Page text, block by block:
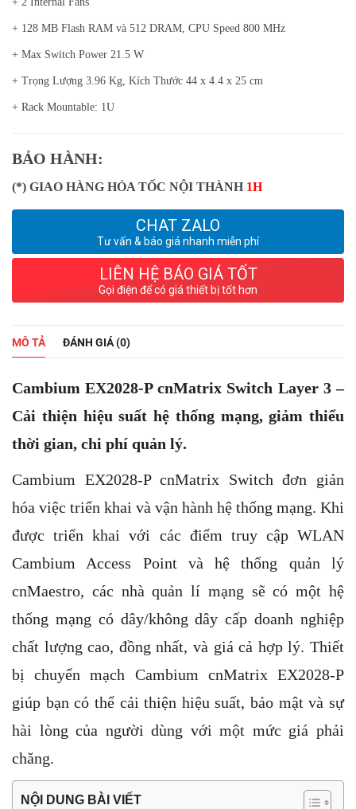
+ 128 MB Flash RAM và 512 DRAM, CPU Speed 800 MHz
+ Max Switch Power 21.5 W
+ Trọng Lượng 3.96 Kg, Kích Thước 44 x 4.4 x 25 cm
+ Rack Mountable: 1U
BẢO HÀNH:
(*) GIAO HÀNG HỎA TỐC NỘI THÀNH 1H
CHAT ZALO
Tư vấn & báo giá nhanh miễn phí
LIÊN HỆ BÁO GIÁ TỐT
Gọi điện để có giá thiết bị tốt hơn
MÔ TẢ ĐÁNH GIÁ (0)
Cambium EX2028-P cnMatrix Switch Layer 3 –
Cải thiện hiệu suất hệ thống mạng, giảm thiểu
thời gian, chi phí quản lý.
Cambium EX2028-P cnMatrix Switch đơn giản
hóa việc triển khai và vận hành hệ thống mạng. Khi
được triển khai với các điểm truy cập WLAN
Cambium Access Point và hệ thống quản lý
cnMaestro, các nhà quản lí mạng sẽ có một hệ
thống mạng có dây/không dây cấp doanh nghiệp
chất lượng cao, đồng nhất, và giá cả hợp lý. Thiết
bị chuyển mạch Cambium cnMatrix EX2028-P
giúp bạn có thể cải thiện hiệu suất, bảo mật và sự
hài lòng của người dùng với một mức giá phải
chăng.
NỘI DUNG BÀI VIẾT